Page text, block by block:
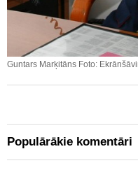
Guntars Marķitāns Foto:
Populārākie komentāri